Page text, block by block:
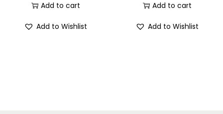
Add to cart
Add to Wishlist
Add to cart
Add to Wishlist